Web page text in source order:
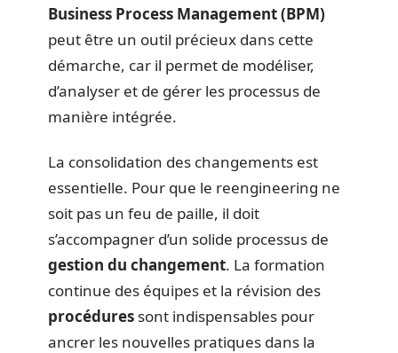
Business Process Management (BPM)
peut être un outil précieux dans cette
démarche, car il permet de modéliser,
d’analyser et de gérer les processus de
manière intégrée.
La consolidation des changements est
essentielle. Pour que le reengineering ne
soit pas un feu de paille, il doit
s’accompagner d’un solide processus de
gestion du changement. La formation
continue des équipes et la révision des
procédures sont indispensables pour
ancrer les nouvelles pratiques dans la